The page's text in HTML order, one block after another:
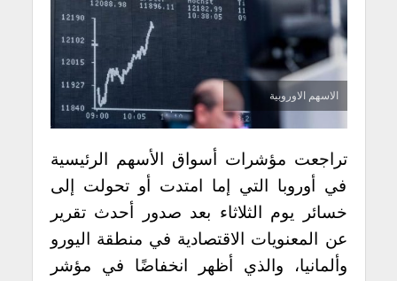
الاسهم الاوروبية
تراجعت مؤشرات أسواق الأسهم الرئيسية
في أوروبا التي إما امتدت أو تحولت إلى
خسائر يوم الثلاثاء بعد صدور أحدث تقرير
عن المعنويات الاقتصادية في منطقة اليورو
وألمانيا، والذي أظهر انخفاضًا في مؤشر